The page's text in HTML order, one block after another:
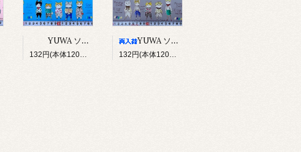
YUWA ソバカスキッズ Rough sketch（ブルー）
132円(本体120円、税12円)
YUWA ソバカスキッズ Rough sketch（グレー）
132円(本体120円、税12円)